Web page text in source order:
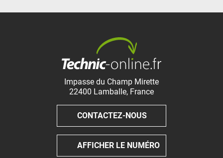
Impasse du Champ Mirette
22400 Lamballe, France
CONTACTEZ-NOUS
AFFICHER LE NUMÉRO